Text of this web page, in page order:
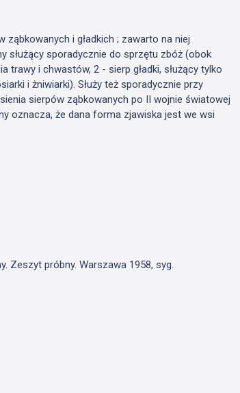
i gładkich ; zawarto na niej
służący sporadycznie do sprzętu zbóż (obok
trawy i chwastów, 2 - sierp gładki, służący tylko
i żniwiarki). Służy też sporadycznie przy
sierpów ząbkowanych po II wojnie światowej
oznacza, że dana forma zjawiska jest we wsi
Zeszyt próbny. Warszawa 1958, syg.